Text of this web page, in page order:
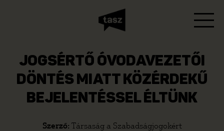
JOGSÉRTŐ ÓVODAVEZETŐI
DÖNTÉS MIATT KÖZÉRDEKŰ
BEJELENTÉSSEL ÉLTÜNK
Szerző: Társaság a Szabadságjogokért